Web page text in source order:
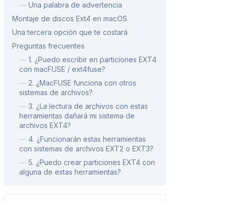
— Una palabra de advertencia
Montaje de discos Ext4 en macOS
Una tercera opción que te costará
Preguntas frecuentes
— 1. ¿Puedo escribir en particiones EXT4
con macFUSE / ext4fuse?
— 2. ¿MacFUSE funciona con otros
sistemas de archivos?
— 3. ¿La lectura de archivos con estas
herramientas dañará mi sistema de
archivos EXT4?
— 4. ¿Funcionarán estas herramientas
con sistemas de archivos EXT2 o EXT3?
— 5. ¿Puedo crear particiones EXT4 con
alguna de estas herramientas?